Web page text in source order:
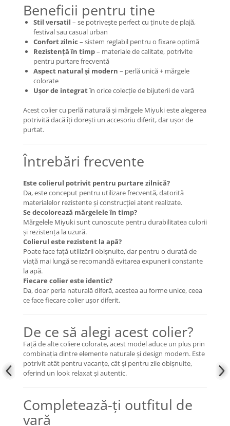
Coliere cu pietre semiprețioase
Beneficii pentru tine
Stil versatil – se potrivește perfect cu ținute de plajă,
festival sau casual urban
Confort zilnic – sistem reglabil pentru o fixare optimă
Rezistență în timp– materiale de calitate, potrivite
pentru purtare frecventă
Aspect natural și modern – perlă unică + mărgele
colorate
Ușor de integratîn orice colecție de bijuterii de vară
Acest colier cu perlă naturală și mărgele Miyuki este alegerea
potrivită dacă îți dorești un accesoriu diferit, dar ușor de
purtat.
Întrebări frecvente
Este colierul potrivit pentru purtare zilnică?
Da, este conceput pentru utilizare frecventă, datorită
materialelor rezistente și construcției atent realizate.
Se decolorează mărgelele în timp?
Mărgelele Miyuki sunt cunoscute pentru durabilitatea culorii
și rezistența la uzură.
Colierul este rezistent la apă?
Poate face față utilizării obișnuite, dar pentru o durată de
viață mai lungă se recomandă evitarea expunerii constante
la apă.
Fiecare colier este identic?
Da, doar perla naturală diferă, acestea au forme unice, ceea
ce face fiecare colier ușor diferit.
De ce să alegi acest colier?
Față de alte coliere colorate, acest model aduce un plus prin
combinația dintre elemente naturale și design modern. Este
potrivit atât pentru vacanțe, cât și pentru zile obișnuite,
oferind un look relaxat și autentic.
Completează-ți outfitul de
vară